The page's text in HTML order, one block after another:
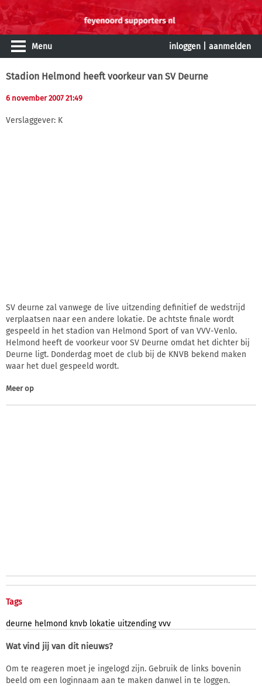
Menu inloggen aanmelden
Stadion Helmond heeft voorkeur van SV Deurne
6 november 2007 21:49
Verslaggever: K
SV deurne zal vanwege de live uitzending definitief de wedstrijd
verplaatsen naar een andere lokatie. De achtste finale wordt
gespeeld in het stadion van Helmond Sport of van VVV-Venlo.
Helmond heeft de voorkeur voor SV Deurne omdat het dichter bij
Deurne ligt. Donderdag moet de club bij de KNVB bekend maken
waar het duel gespeeld wordt.
Meer op
Tags
deurne helmond knvb lokatie uitzending vvv
Wat vind jij van dit nieuws?
Om te reageren moet je ingelogd zijn. Gebruik de links bovenin
beeld om een loginnaam aan te maken danwel in te loggen.